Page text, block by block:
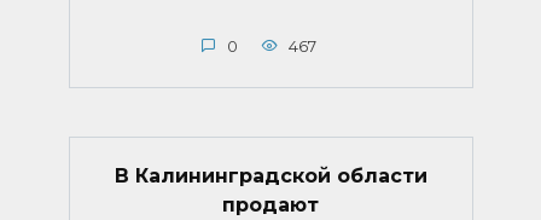
0 467
В Калининградской области
продают